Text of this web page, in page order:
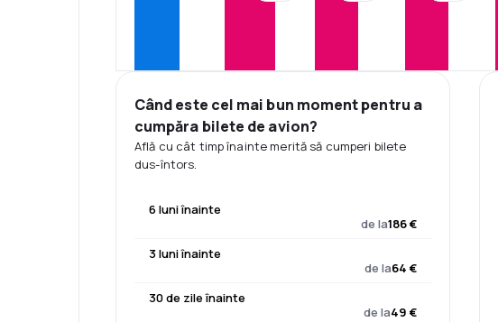
Când este cel mai bun moment pentru a
cumpăra bilete de avion?
Află cu cât timp înainte merită să cumperi bilete
dus-întors.
6 luni înainte
de la186 €
3 luni înainte
de la64 €
30 de zile înainte
de la49 €